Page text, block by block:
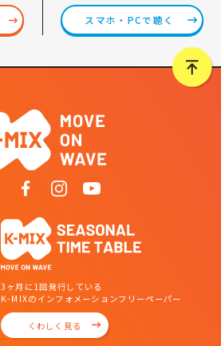
スマホ・PCで聴く
3ヶ月に1回発行している
K-MIXのインフォメーションフリーペーパー
くわしく見る